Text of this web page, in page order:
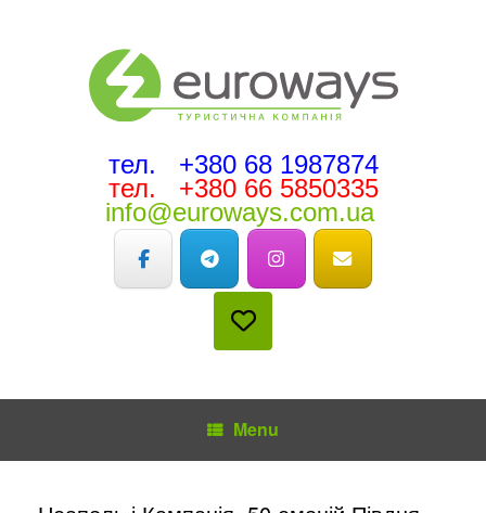
тел. +380 68 1987874
тел. +380 66 5850335
info@euroways.com.ua
Menu